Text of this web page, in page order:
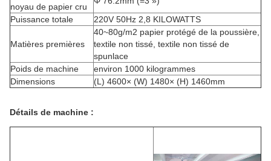
noyau de papier cru
Puissance totale
220V 50Hz 2,8 KILOWATTS
Matières premières
40~80g/m2 papier protégé de la poussière,
textile non tissé, textile non tissé de
spunlace
Poids de machine
environ 1000 kilogrammes
Dimensions
(L) 4600× (W) 1480× (H) 1460mm
Détails de machine :